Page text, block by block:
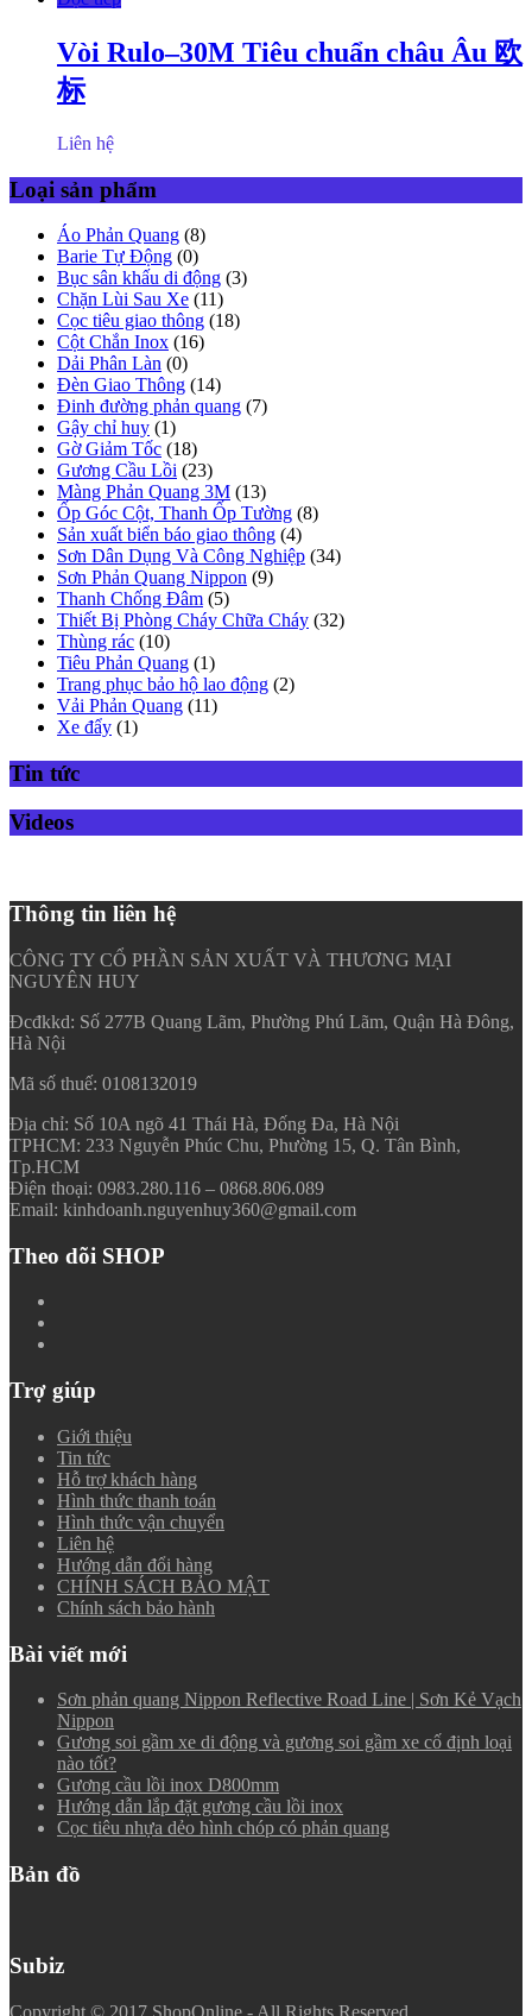
Vòi Rulo–30M Tiêu chuẩn châu Âu 欧
标
Liên hệ
Loại sản phẩm
Áo Phản Quang (8)
Barie Tự Động (0)
Bục sân khấu di động (3)
Chặn Lùi Sau Xe (11)
Cọc tiêu giao thông (18)
Cột Chắn Inox (16)
Dải Phân Làn (0)
Đèn Giao Thông (14)
Đinh đường phản quang (7)
Gậy chỉ huy (1)
Gờ Giảm Tốc (18)
Gương Cầu Lồi (23)
Màng Phản Quang 3M (13)
Ốp Góc Cột, Thanh Ốp Tường (8)
Sản xuất biển báo giao thông (4)
Sơn Dân Dụng Và Công Nghiệp (34)
Sơn Phản Quang Nippon (9)
Thanh Chống Đâm (5)
Thiết Bị Phòng Cháy Chữa Cháy (32)
Thùng rác (10)
Tiêu Phản Quang (1)
Trang phục bảo hộ lao động (2)
Vải Phản Quang (11)
Xe đẩy (1)
Tin tức
Videos
Thông tin liên hệ
CÔNG TY CỔ PHẦN SẢN XUẤT VÀ THƯƠNG MẠI
NGUYÊN HUY
Đcđkkd: Số 277B Quang Lãm, Phường Phú Lãm, Quận Hà Đông,
Hà Nội
Mã số thuế: 0108132019
Địa chỉ: Số 10A ngõ 41 Thái Hà, Đống Đa, Hà Nội
TPHCM: 233 Nguyễn Phúc Chu, Phường 15, Q. Tân Bình,
Tp.HCM
Điện thoại: 0983.280.116 – 0868.806.089
Email: kinhdoanh.nguyenhuy360@gmail.com
Theo dõi SHOP
Trợ giúp
Giới thiệu
Tin tức
Hỗ trợ khách hàng
Hình thức thanh toán
Hình thức vận chuyển
Liên hệ
Hướng dẫn đổi hàng
CHÍNH SÁCH BẢO MẬT
Chính sách bảo hành
Bài viết mới
Sơn phản quang Nippon Reflective Road Line | Sơn Kẻ Vạch
Nippon
Gương soi gầm xe di động và gương soi gầm xe cố định loại
nào tốt?
Gương cầu lồi inox D800mm
Hướng dẫn lắp đặt gương cầu lồi inox
Cọc tiêu nhựa dẻo hình chóp có phản quang
Bản đồ
Subiz